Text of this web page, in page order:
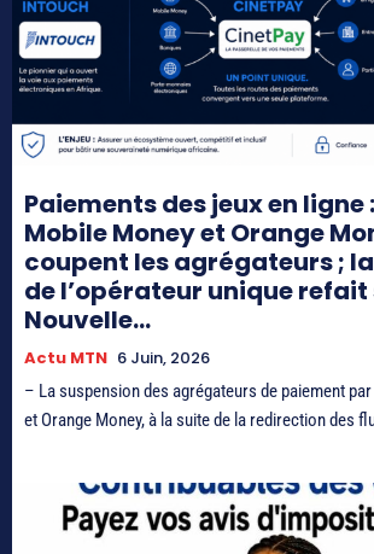
Paiements des jeux en ligne
Mobile Money et Orange
coupent les agrégateurs ;
de l’opérateur unique
Nouvelle...
Actu MTN 6 Juin, 2026
– La suspension des agrégateurs de paiement
et Orange Money, à la suite de la redirection des